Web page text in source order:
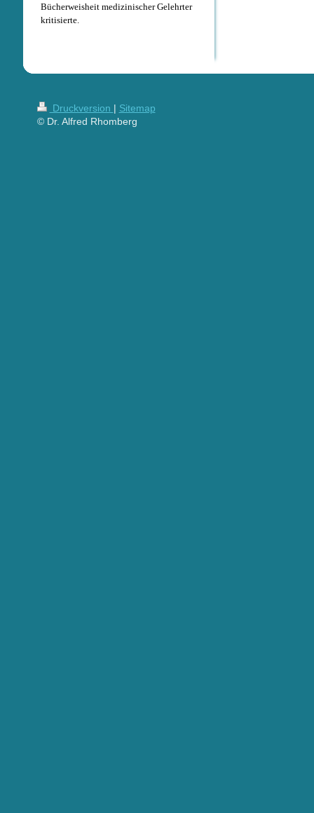
Bücherweisheit medizinischer Gelehrter
kritisierte.
Druckversion | Sitemap
© Dr. Alfred Rhomberg